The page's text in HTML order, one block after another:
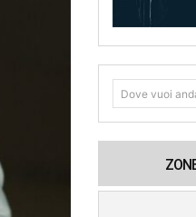
Dove vuoi